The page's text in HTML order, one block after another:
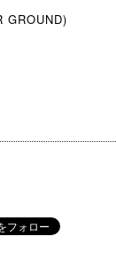
GROUND)